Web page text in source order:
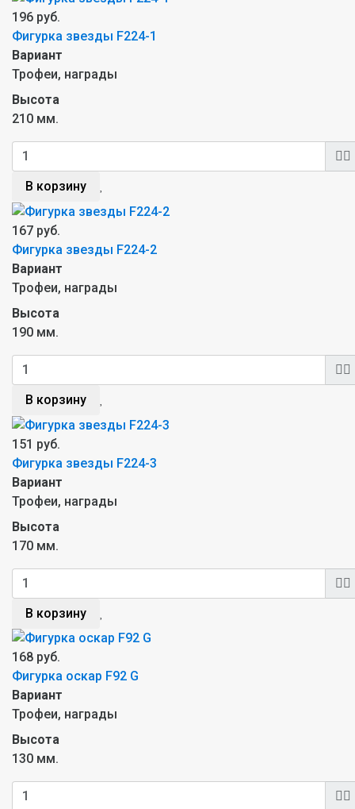
196 руб.
Фигурка звезды F224-1
Вариант
Трофеи, награды
Высота
210 мм.
В корзину
167 руб.
Фигурка звезды F224-2
Вариант
Трофеи, награды
Высота
190 мм.
В корзину
151 руб.
Фигурка звезды F224-3
Вариант
Трофеи, награды
Высота
170 мм.
В корзину
168 руб.
Фигурка оскар F92 G
Вариант
Трофеи, награды
Высота
130 мм.